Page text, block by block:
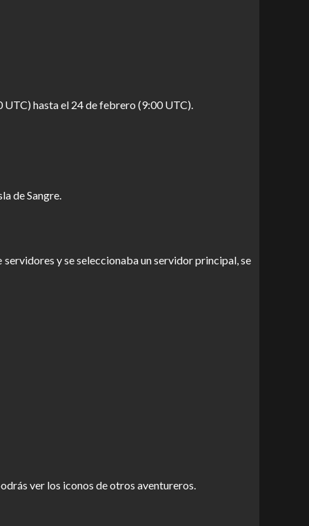
UTC) hasta el 24 de febrero (9:00 UTC).
de Sangre.
y se seleccionaba un servidor principal, se
ver los iconos de otros aventureros.